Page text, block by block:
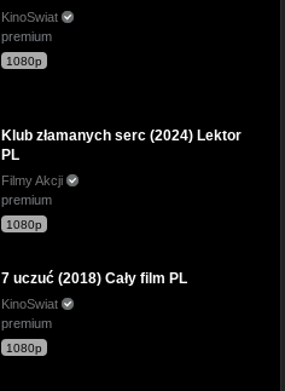
KinoSwiat
premium
1080p
Klub złamanych serc (2024) Lektor
PL
Filmy Akcji
premium
1080p
7 uczuć (2018) Cały film PL
KinoSwiat
premium
1080p